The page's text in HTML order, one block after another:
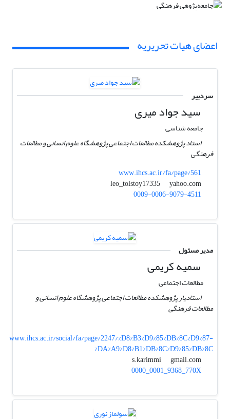
اعضای هیات تحریریه
سردبیر
سید جواد میری
جامعه شناسی
استاد پژوهشکده مطالعات اجتماعی پژوهشگاه علوم انسانی و مطالعات
فرهنگی
www.ihcs.ac.ir/fa/page/561
leo_tolstoy17335
yahoo.com
0009-0006-9079-4511
مدیر مسئول
سمیه کریمی
مطالعات اجتماعی
استادیار پژوهشکده مطالعات اجتماعی پژوهشگاه علوم انسانی و
مطالعات فرهنگی
www.ihcs.ac.ir/social/fa/page/2247/%D8%B3%D9%85%DB%8C%D9%87-
%DA%A9%D8%B1%DB%8C%D9%85%DB%8C
s.karimmi
gmail.com
0000_0001_9368_770X